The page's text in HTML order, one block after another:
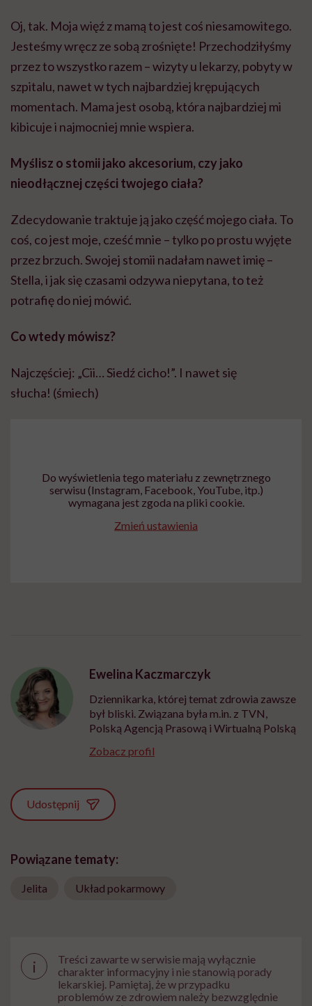
Oj, tak. Moja więź z mamą to jest coś niesamowitego.
Jesteśmy wręcz ze sobą zrośnięte! Przechodziłyśmy
przez to wszystko razem – wizyty u lekarzy, pobyty w
szpitalu, nawet w tych najbardziej krępujących
momentach. Mama jest osobą, która najbardziej mi
kibicuje i najmocniej mnie wspiera.
Myślisz o stomii jako akcesorium, czy jako
nieodłącznej części twojego ciała?
Zdecydowanie traktuje ją jako część mojego ciała. To
coś, co jest moje, cześć mnie – tylko po prostu wyjęte
przez brzuch. Swojej stomii nadałam nawet imię –
Stella, i jak się czasami odzywa niepytana, to też
potrafię do niej mówić.
Co wtedy mówisz?
Najczęściej: „Cii… Siedź cicho!”. I nawet się
słucha! (śmiech)
Do wyświetlenia tego materiału z zewnętrznego
serwisu (Instagram, Facebook, YouTube, itp.)
wymagana jest zgoda na pliki cookie.
Zmień ustawienia
Ewelina Kaczmarczyk
Dziennikarka, której temat zdrowia zawsze
był bliski. Związana była m.in. z TVN,
Polską Agencją Prasową i Wirtualną Polską
Zobacz profil
Udostępnij
Powiązane tematy:
Jelita Układ pokarmowy
i
Treści zawarte w serwisie mają wyłącznie
charakter informacyjny i nie stanowią porady
lekarskiej. Pamiętaj, że w przypadku
problemów ze zdrowiem należy bezwzględnie